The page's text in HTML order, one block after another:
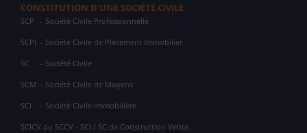
CONSTITUTION D'UNE SOCIÉTÉ CIVILE
SCP - Société Civile Professionnelle
SCPI - Société Civile de Placement Immobilier
SC - Société Civile
SCM - Société Civile de Moyens
SCI - Société Civile Immobilière
SCICV ou SCCV - SCI / SC de Construction Vente